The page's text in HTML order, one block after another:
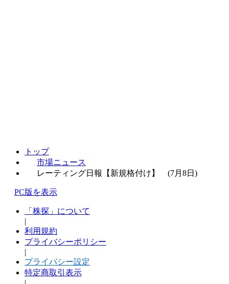
トップ
市場ニュース
レーティング日報【新規格付け】 (7月8日)
PC版を表示
「株探」について
|
利用規約
プライバシーポリシー
|
プライバシー設定
特定商取引表示